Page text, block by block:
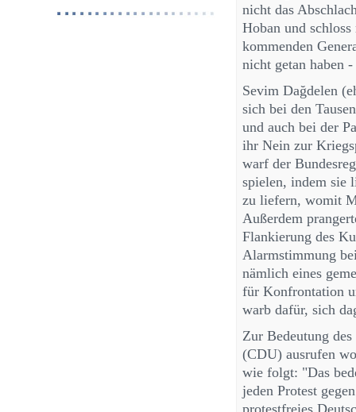
nicht das
Hoban und
kommenden
nicht getan haben
Sevim Dağdelen
sich bei den
und auch bei der
ihr Nein zur
warf der
spielen, indem sie
zu liefern, womit
Außerdem
Flankierung des
Alarmstimmung
nämlich eines
für Konfrontation
warb dafür, sich
Zur Bedeutung
(CDU) ausrufen
wie folgt: "Das
jeden Protest
protestfreies